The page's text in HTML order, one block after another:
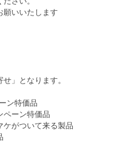
願いいたします
」となります。
ン特価品
ペーン特価品
ケがついて来る製品